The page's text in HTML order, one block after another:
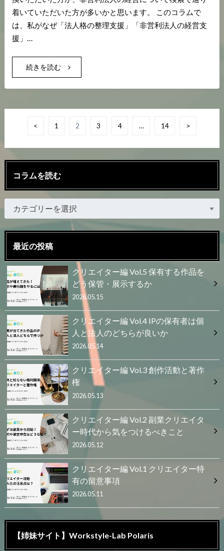
着いていただいた方が多いかと思います。 このコラムで
は、私がなぜ「法人格の整理支援」「非営利法人の経営支
援」…
続きを読む
< 1 2 3 4 … 14 >
コラムを読む
最近の投稿
クリエイター編 Vol.5 保有する作品を
どう保管・展示するか
2026.05.15
クリエイター編 Vol.4 IPの保有者は個
人と法人のどちらが良いか
2026.05.14
クリエイター編 Vol.3 創作活動と著作
権
2026.05.13
クリエイター編 Vol.2 副業クリエイタ
ー時代から気をつけるべきこと
2026.05.12
クリエイター編 Vol.1 クリエイター特
有の留意事項
2026.05.11
【姉妹サイト】Workstyle-Lab Polaris